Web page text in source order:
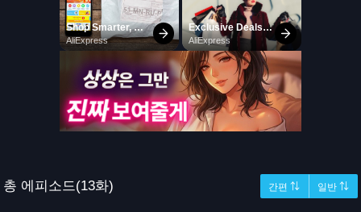
총 에피소드(13화) 간편 ⇅ 일반 ⇅